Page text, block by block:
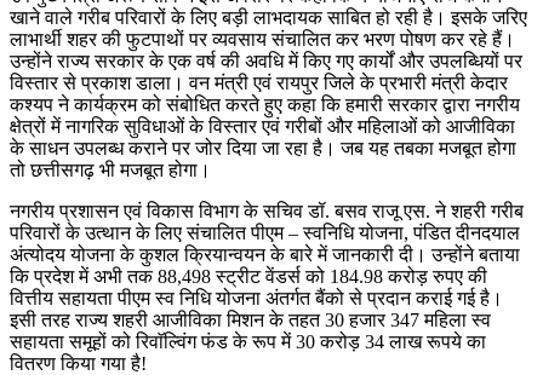
खाने वाले गरीब परिवारों के लिए बड़ी लाभदायक साबित हो रही है। इसके जरिए
लाभार्थी शहर की फुटपाथों पर व्यवसाय संचालित कर भरण पोषण कर रहे हैं।
उन्होंने राज्य सरकार के एक वर्ष की अवधि में किए गए कार्यों और उपलब्धियों पर
विस्तार से प्रकाश डाला। वन मंत्री एवं रायपुर जिले के प्रभारी मंत्री केदार
कश्यप ने कार्यक्रम को संबोधित करते हुए कहा कि हमारी सरकार द्वारा नगरीय
क्षेत्रों में नागरिक सुविधाओं के विस्तार एवं गरीबों और महिलाओं को आजीविका
के साधन उपलब्ध कराने पर जोर दिया जा रहा है। जब यह तबका मजबूत होगा
तो छत्तीसगढ़ भी मजबूत होगा।
नगरीय प्रशासन एवं विकास विभाग के सचिव डॉ. बसव राजू एस. ने शहरी गरीब
परिवारों के उत्थान के लिए संचालित पीएम – स्वनिधि योजना, पंडित दीनदयाल
अंत्योदय योजना के कुशल क्रियान्वयन के बारे में जानकारी दी। उन्होंने बताया
कि प्रदेश में अभी तक 88,498 स्ट्रीट वेंडर्स को 184.98 करोड़ रुपए की
वित्तीय सहायता पीएम स्व निधि योजना अंतर्गत बैंको से प्रदान कराई गई है।
इसी तरह राज्य शहरी आजीविका मिशन के तहत 30 हजार 347 महिला स्व
सहायता समूहों को रिवाॅल्विंग फंड के रूप में 30 करोड़ 34 लाख रूपये का
वितरण किया गया है!